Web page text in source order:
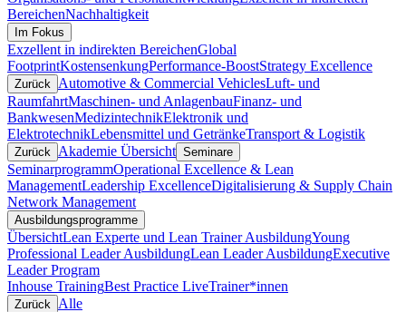
BereichenNachhaltigkeit
Im Fokus
Exzellent in indirekten BereichenGlobal
FootprintKostensenkungPerformance-BoostStrategy Excellence
Zurück Automotive & Commercial VehiclesLuft- und
RaumfahrtMaschinen- und AnlagenbauFinanz- und
BankwesenMedizintechnikElektronik und
ElektrotechnikLebensmittel und GetränkeTransport & Logistik
Zurück Akademie Übersicht Seminare
SeminarprogrammOperational Excellence & Lean
ManagementLeadership ExcellenceDigitalisierung & Supply Chain
Network Management
Ausbildungsprogramme
ÜbersichtLean Experte und Lean Trainer AusbildungYoung
Professional Leader AusbildungLean Leader AusbildungExecutive
Leader Program
Inhouse TrainingBest Practice LiveTrainer*innen
Zurück
Alle